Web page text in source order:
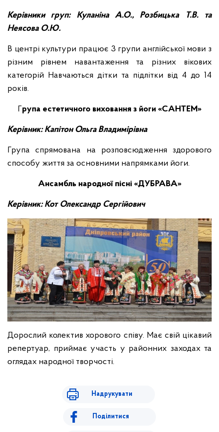
Керівники груп: Куланіна А.О., Розбицька Т.В. та
Неясова О.Ю.
В центрі культури працює 3 групи англійської мови з
різним рівнем навантаження та різних вікових
категорій Навчаються дітки та підлітки від 4 до 14
років.
Група естетичного виховання з йоги «САНТЕМ»
Керівник: Капітон Ольга Владимірівна
Група спрямована на розповсюдження здорового
способу життя за основними напрямками йоги.
Ансамбль народної пісні «ДУБРАВА»
Керівник: Кот Олександр Сергійович
Дорослий колектив хорового співу. Має свій цікавий
репертуар, приймає участь у районних заходах та
оглядах народної творчості.
Надрукувати
Поділитися